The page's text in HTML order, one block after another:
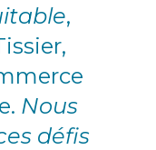
,
Nous
défis